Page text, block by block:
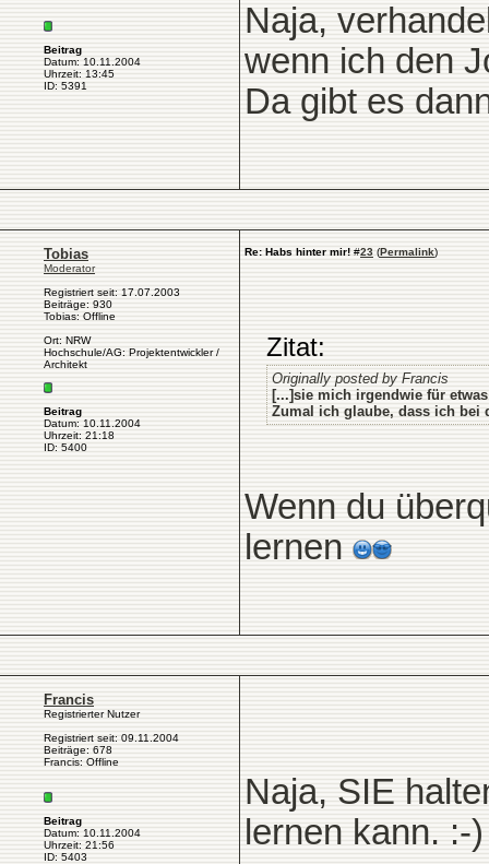
Beitrag
Datum: 10.11.2004
Uhrzeit: 13:45
ID: 5391
Naja,
wenn ich den
Da gibt es
Tobias
Moderator
Registriert seit: 17.07.2003
Beiträge: 930
Tobias: Offline
Ort: NRW
Hochschule/AG: Projektentwickler /
Architekt
Beitrag
Datum: 10.11.2004
Uhrzeit: 21:18
ID: 5400
Re: Habs hinter mir! #23 (Permalink)
Zitat:
Originally posted by Francis
[...]sie mich irgendwie für
Zumal ich glaube, dass ich bei
Wenn du
lernen
Francis
Registrierter Nutzer
Registriert seit: 09.11.2004
Beiträge: 678
Francis: Offline
Beitrag
Datum: 10.11.2004
Uhrzeit: 21:56
ID: 5403
Naja, SIE
lernen kann. :-)